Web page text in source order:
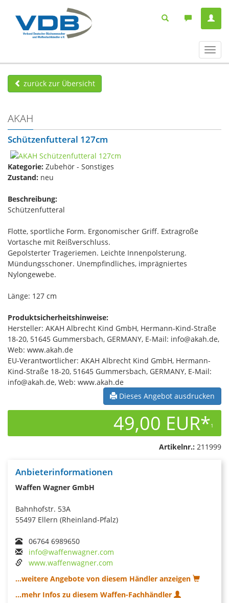
ein-/
zurück zur Übersicht
AKAH
Schützenfutteral 127cm
Kategorie: Zubehör - Sonstiges
Zustand: neu
Beschreibung:
Schützenfutteral
Flotte, sportliche Form. Ergonomischer Griff. Extragroße
Vortasche mit Reißverschluss.
Gepolsterter Trageriemen. Leichte Innenpolsterung.
Mündungsschoner. Unempfindliches, imprägniertes
Nylongewebe.
Länge: 127 cm
Produktsicherheitshinweise:
Hersteller: AKAH Albrecht Kind GmbH, Hermann-Kind-Straße
18-20, 51645 Gummersbach, GERMANY, E-Mail: info@akah.de,
Web: www.akah.de
EU-Verantwortlicher: AKAH Albrecht Kind GmbH, Hermann-
Kind-Straße 18-20, 51645 Gummersbach, GERMANY, E-Mail:
info@akah.de, Web: www.akah.de
Dieses Angebot ausdrucken
49,00 EUR*1
Artikelnr.: 211999
Anbieterinformationen
Waffen Wagner GmbH
Bahnhofstr. 53A
55497 Ellern (Rheinland-Pfalz)
06764 6989650
info@waffenwagner.com
www.waffenwagner.com
...weitere Angebote von diesem Händler anzeigen
...mehr Infos zu diesem Waffen-Fachhändler